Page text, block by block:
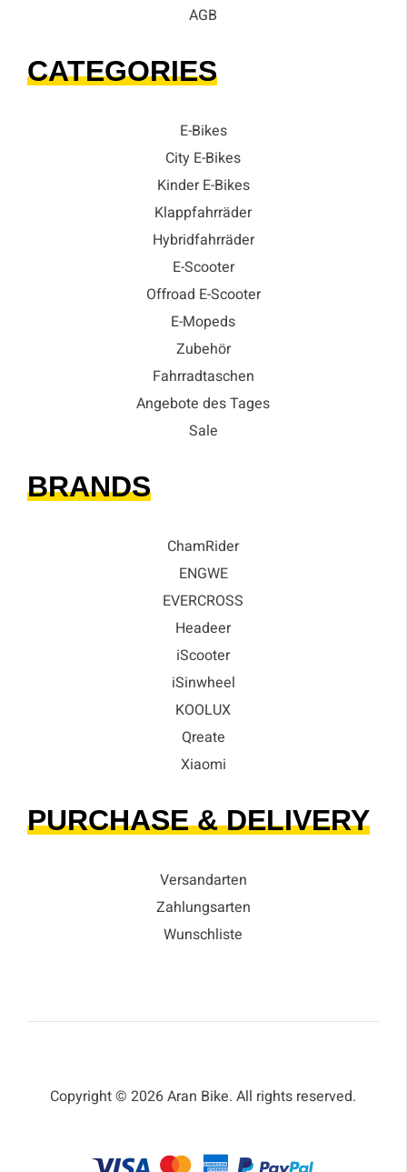
AGB
CATEGORIES
E-Bikes
City E-Bikes
Kinder E-Bikes
Klappfahrräder
Hybridfahrräder
E-Scooter
Offroad E-Scooter
E-Mopeds
Zubehör
Fahrradtaschen
Angebote des Tages
Sale
BRANDS
ChamRider
ENGWE
EVERCROSS
Headeer
iScooter
iSinwheel
KOOLUX
Qreate
Xiaomi
PURCHASE & DELIVERY
Versandarten
Zahlungsarten
Wunschliste
Copyright © 2026 Aran Bike. All rights reserved.